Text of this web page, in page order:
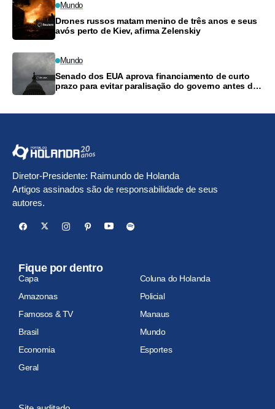
Mundo
Drones russos matam menino de três anos e seus
avós perto de Kiev, afirma Zelenskiy
Mundo
Senado dos EUA aprova financiamento de curto
prazo para evitar paralisação do governo antes das
Diretor-Presidente: Raimundo de Holanda
Artigos assinados são de responsabilidade de seus
autores.
Fique por dentro
Capa
Coluna do Holanda
Amazonas
Policial
Famosos & TV
Manaus
Brasil
Mundo
Economia
Esportes
Geral